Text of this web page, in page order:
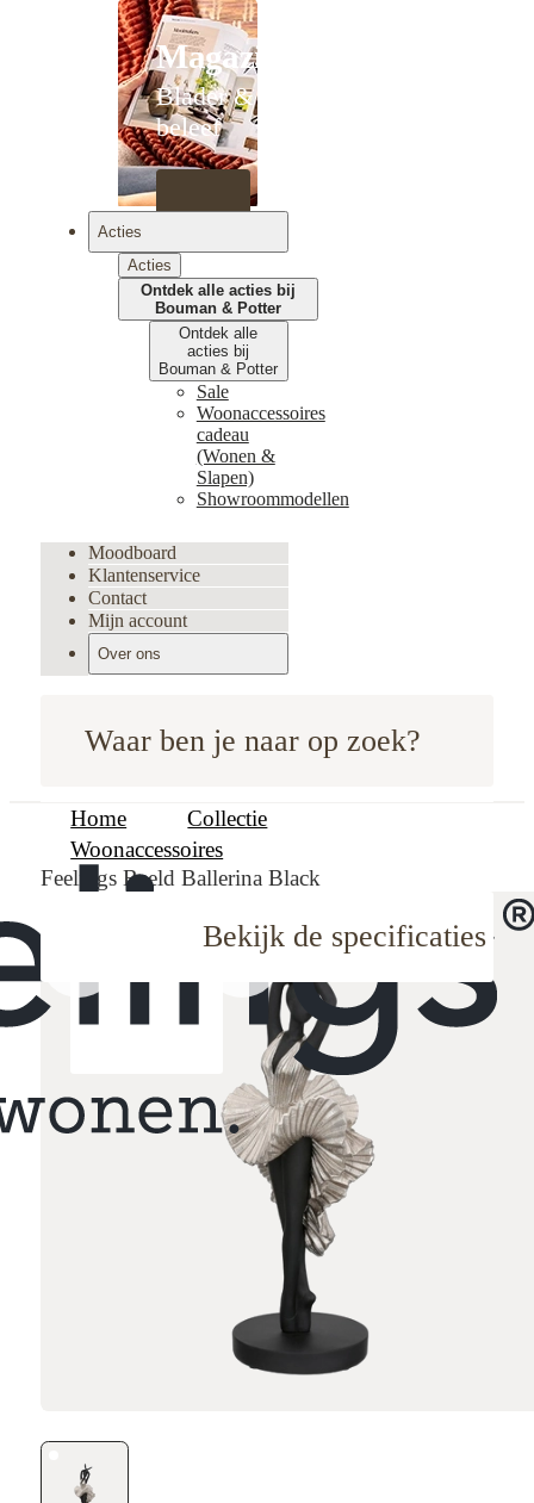
Waar ben je naar op zoek?
Magazines
Blader &
beleef
Acties
Acties
Ontdek alle acties bij
Bouman & Potter
Ontdek alle
acties bij
Bouman & Potter
Sale
Woonaccessoires
cadeau
(Wonen &
Slapen)
Showroommodellen
Moodboard
Klantenservice
Contact
Mijn account
Over ons
Home
Collectie
Woonaccessoires
Feelings Beeld Ballerina Black
Bekijk de specificaties